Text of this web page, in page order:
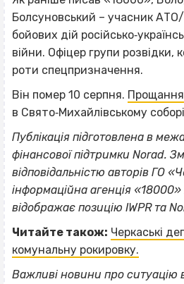
Болсуновський – учасник
бойових дій
війни. Офіцер групи розвідки,
роти спецпризначення.
Він помер 10 серпня. Прощання
в Свято‐Михайлівському
Публікація підготовлена в
фінансової підтримки Norad.
відповідальністю авторів ГО
інформаційна агенція «18000»
відображає позицію IWPR та
Читайте також: Черкаські
комунальну рокировку.
Важливі новини про ситуацію